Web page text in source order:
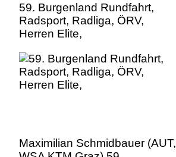
59. Burgenland Rundfahrt,
Radsport, Radliga, ÖRV,
Herren Elite,
Maximilian Schmidbauer (AUT,